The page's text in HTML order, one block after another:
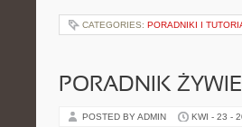
CATEGORIES: PORADNIKI I
PORADNIK
POSTED BY ADMIN KWI - 23 -